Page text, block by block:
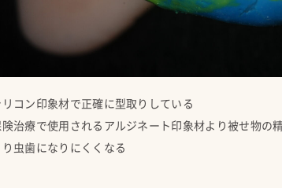
コン印象材で正確に型取りしている
治療で使用されるアルジネート印象材より被せ物の
虫歯になりにくくなる